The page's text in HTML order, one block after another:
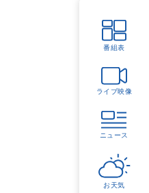
番組表
ライブ映像
ニュース
お天気